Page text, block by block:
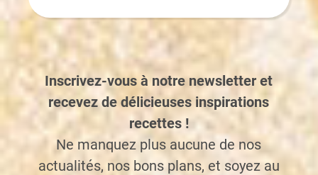
Inscrivez-vous à notre newsletter et
recevez de délicieuses inspirations
recettes !
Ne manquez plus aucune de nos
actualités, nos bons plans, et soyez au